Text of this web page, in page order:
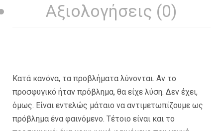
Αξιολογήσεις (0)
Κατά κανόνα, τα προβλήματα λύνονται. Αν το
προσφυγικό ήταν πρόβλημα, θα είχε λύση. Δεν έχει,
όμως. Είναι εντελώς μάταιο να αντιμετωπίζουμε ως
πρόβλημα ένα φαινόμενο. Τέτοιο είναι και το